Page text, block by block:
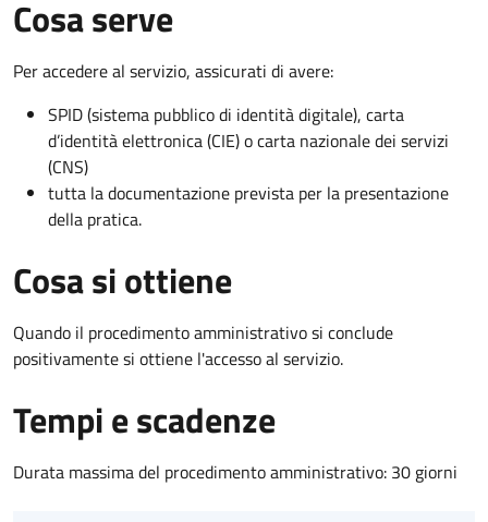
Cosa serve
Per accedere al servizio, assicurati di avere:
SPID (sistema pubblico di identità digitale), carta
d’identità elettronica (CIE) o carta nazionale dei servizi
(CNS)
tutta la documentazione prevista per la presentazione
della pratica.
Cosa si ottiene
Quando il procedimento amministrativo si conclude
positivamente si ottiene l'accesso al servizio.
Tempi e scadenze
Durata massima del procedimento amministrativo: 30 giorni